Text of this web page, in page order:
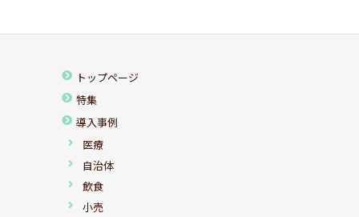
トップページ
特集
導入事例
医療
自治体
飲食
小売